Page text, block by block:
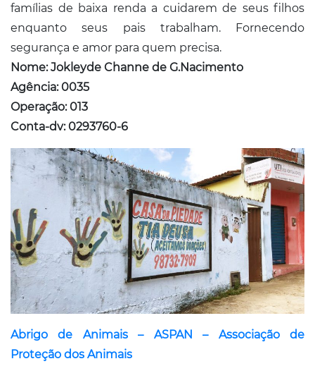
famílias de baixa renda a cuidarem de seus filhos
enquanto seus pais trabalham. Fornecendo
segurança e amor para quem precisa.
Nome: Jokleyde Channe de G.Nacimento
Agência: 0035
Operação: 013
Conta-dv: 0293760-6
Abrigo de Animais – ASPAN – Associação de
Proteção dos Animais